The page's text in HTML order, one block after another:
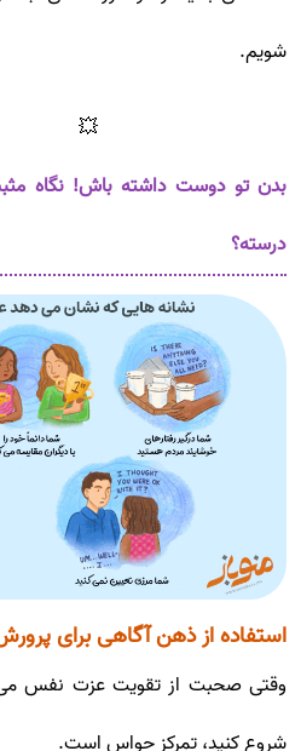
شویم.
بدن تو دوست داشته باش! نگاه
درسته؟
استفاده از ذهن آگاهی برای
وقتی صحبت از تقویت عزت نفس می
شروع کنید، تمرکز حواس است.